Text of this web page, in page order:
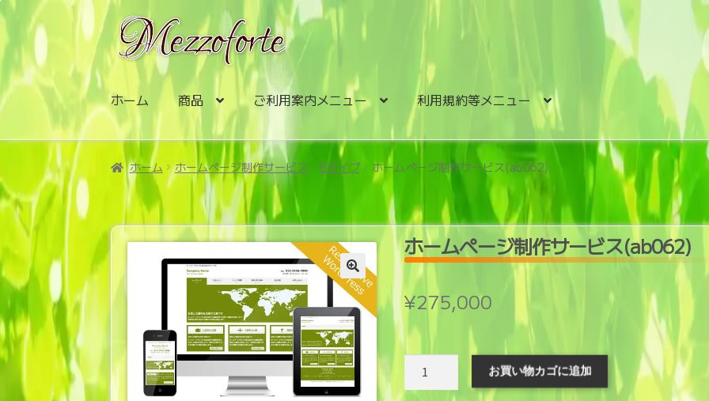
ナ
ビ
ゲ
シ
ョ
ン
へ
ス
ッ
プ
コ
ン
テ
ツ
へ
ス
キ
ッ
ホーム 商品 ご利用案内メニュー 利用規約等メニュー
ホーム ホームページ制作サービス Bタイプ ホームページ制作サービス(ab062)
ホームページ制作サービス(ab062)
¥275,000
お買い物カゴに追加